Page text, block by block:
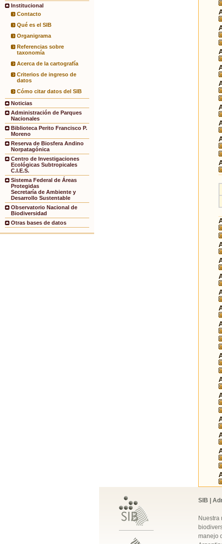
Institucional
Contacto
Qué es el SIB
Organigrama
Referencias sobre
taxonomía
Acerca de la cartografía
Criterios de ingreso de
datos
Cómo citar datos del SIB
Noticias
Administración de Parques
Nacionales
Biblioteca Perito Francisco P.
Moreno
Reserva de Biosfera Andino
Norpatagónica
Centro de Investigaciones
Ecológicas Subtropicales
C.I.E.S.
Sistema Federal de Áreas
Protegidas
Secretaría de Ambiente y
Desarrollo Sustentable
Observatorio Nacional de
Biodiversidad
Otras bases de datos
SIB |
Nuestra
manejo